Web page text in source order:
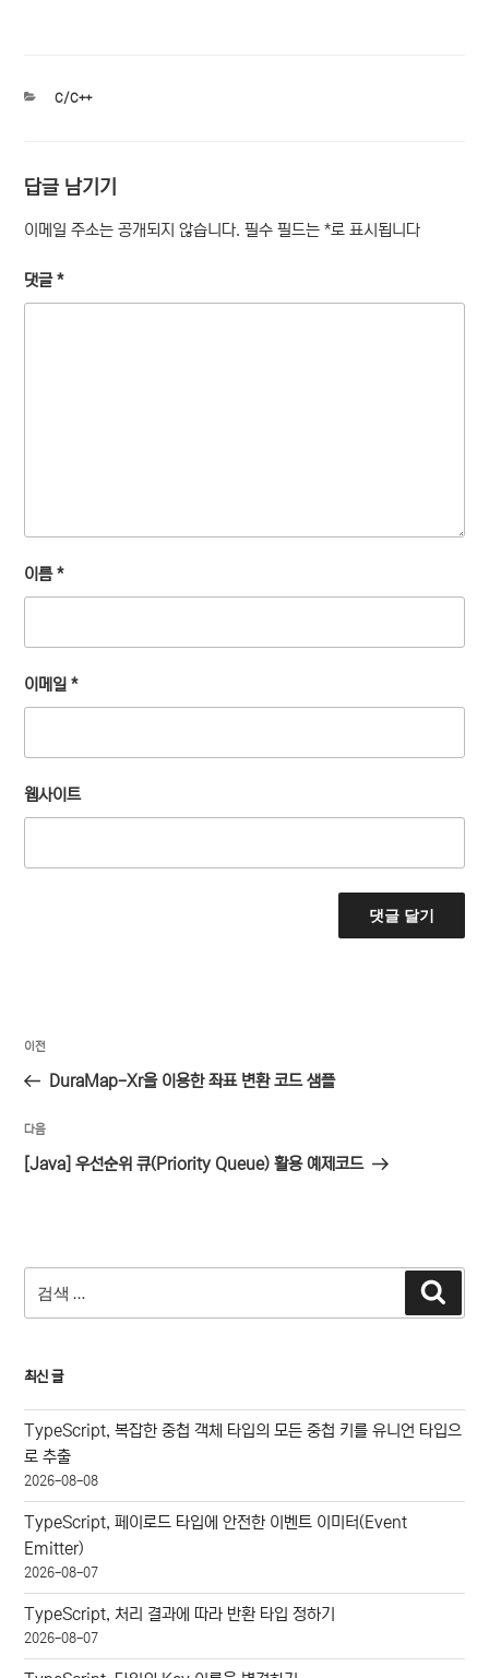
카
C/C++
답글 남기기
이메일 주소는 공개되지 않습니다. 필수 필드는*로 표시됩니다
댓글*
이름*
이메일*
웹사이트
글
색
이
전
이전
DuraMap-Xr을 이용한 좌표 변환 코드 샘플
다
음
다음
[Java] 우선순위 큐(Priority Queue) 활용 예제코드
색:
색
최신 글
TypeScript, 복잡한 중첩 객체 타입의 모든 중첩 키를 유니언 타입으
로 추출
2026-08-08
TypeScript, 페이로드 타입에 안전한 이벤트 이미터(Event
Emitter)
2026-08-07
TypeScript, 처리 결과에 따라 반환 타입 정하기
2026-08-07